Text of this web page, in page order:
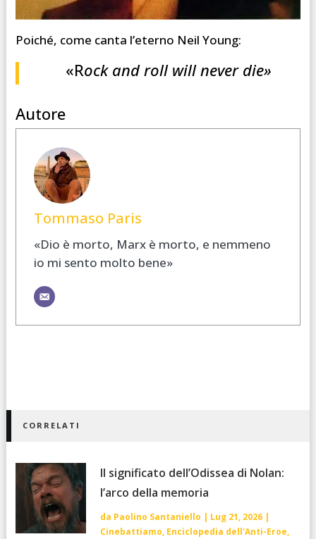
Poiché, come canta l’eterno Neil Young:
«Rock and roll will never die»
Autore
Tommaso Paris
«Dio è morto, Marx è morto, e nemmeno
io mi sento molto bene»
CORRELATI
Il significato dell’Odissea di Nolan:
l’arco della memoria
da Paolino Santaniello | Lug 21, 2026|
Cinebattiamo, Enciclopedia dell'Anti-Eroe,